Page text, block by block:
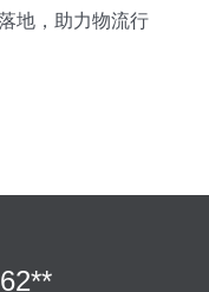
地，助力物流行